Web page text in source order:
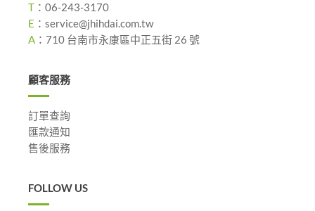
T ： 06-243-3170
E ： service@jhihdai.com.tw
A ： 710 台南市永康區中正五街 26 號
顧客服務
訂單查詢
匯款通知
售後服務
FOLLOW US